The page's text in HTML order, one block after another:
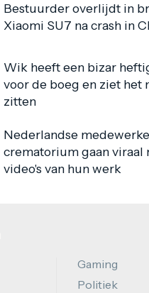
Bestuurder overlijdt in
Xiaomi SU7 na crash in
Wik heeft een bizar
voor de boeg en ziet het
zitten
Nederlandse
crematorium gaan viraal
video's van hun werk
Gaming
Politiek